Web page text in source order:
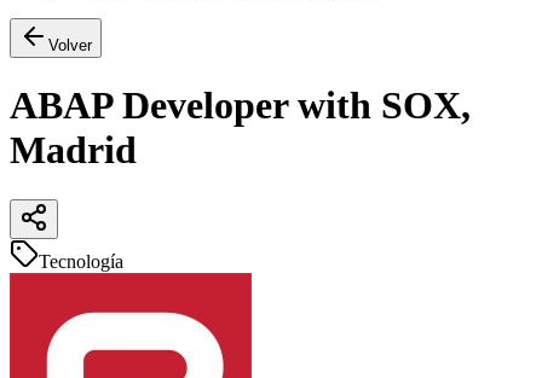
Volver
ABAP Developer with SOX,
Madrid
Tecnología